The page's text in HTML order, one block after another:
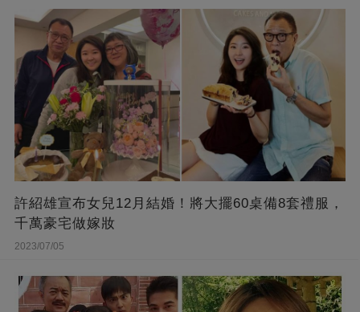
許紹雄宣布女兒12月結婚！將大擺60桌備8套禮服，
千萬豪宅做嫁妝
2023/07/05